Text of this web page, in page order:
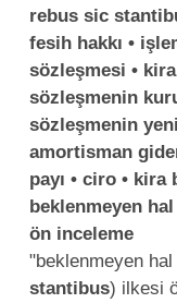
rebus sic
fesih hakkı •
sözleşmesi •
sözleşmenin
sözleşmenin
amortisman
payı • ciro • kira
beklenmeyen
ön inceleme
"beklenmeyen hal
stantibus) ilkesi